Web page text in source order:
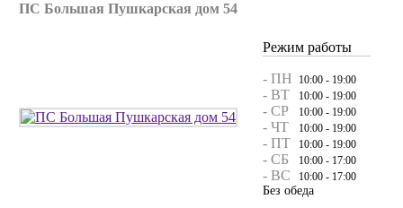
ПС Большая Пушкарская дом 54
Режим работы
- ПН 10:00 - 19:00
- ВТ 10:00 - 19:00
- СР 10:00 - 19:00
- ЧТ 10:00 - 19:00
- ПТ 10:00 - 19:00
- СБ 10:00 - 17:00
- ВС 10:00 - 17:00
Без обеда